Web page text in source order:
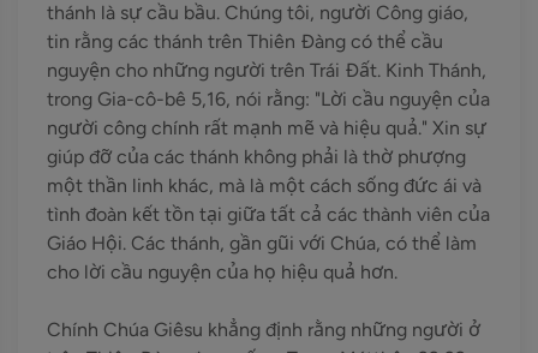
thánh là sự cầu bầu. Chúng tôi, người Công giáo,
tin rằng các thánh trên Thiên Đàng có thể cầu
nguyện cho những người trên Trái Đất. Kinh Thánh,
trong Gia-cô-bê 5,16, nói rằng: "Lời cầu nguyện của
người công chính rất mạnh mẽ và hiệu quả." Xin sự
giúp đỡ của các thánh không phải là thờ phượng
một thần linh khác, mà là một cách sống đức ái và
tình đoàn kết tồn tại giữa tất cả các thành viên của
Giáo Hội. Các thánh, gần gũi với Chúa, có thể làm
cho lời cầu nguyện của họ hiệu quả hơn.
Chính Chúa Giêsu khẳng định rằng những người ở